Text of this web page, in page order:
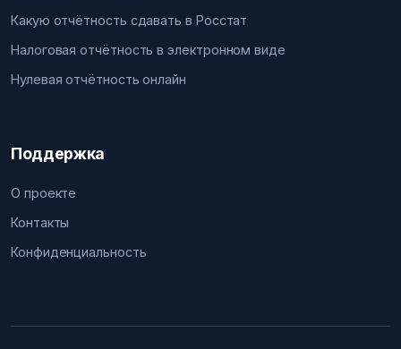
Какую отчётность сдавать в Росстат
Налоговая отчётность в электронном виде
Нулевая отчётность онлайн
Поддержка
О проекте
Контакты
Конфиденциальность